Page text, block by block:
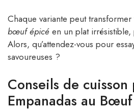
Chaque variante peut transformer
bœuf épicé en un plat irrésistible,
Alors, qu’attendez-vous pour
savoureuses ?
Conseils de
Empanadas au